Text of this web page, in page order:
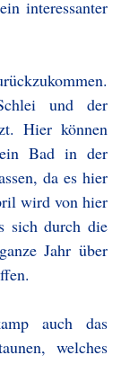
interessanter
und der
Hier können
Bad in der
da es hier
wird von hier
sich durch die
Jahr über
auch das
welches